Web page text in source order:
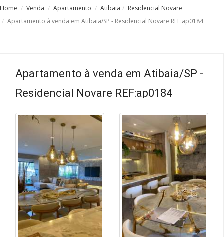
Home Venda Apartamento Atibaia
Residencial Novare
Apartamento à venda em Atibaia/SP - Residencial Novare REF:ap0184
Apartamento à venda em Atibaia/SP -
Residencial Novare REF:ap0184